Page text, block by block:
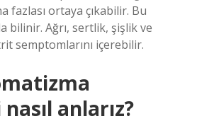
fazlası ortaya çıkabilir. Bu
bilinir. Ağrı, sertlik, şişlik ve
semptomlarını içerebilir.
anlarız?